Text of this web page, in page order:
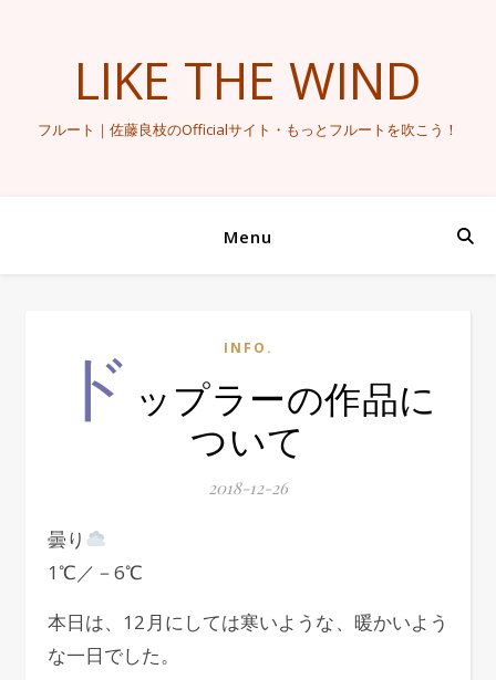
LIKE THE WIND
フルート｜佐藤良枝のOfficialサイト・もっとフルートを吹こう！
Menu
INFO.
ド ップラーの作品に
ついて
2018-12-26
曇り
1℃／－6℃
本日は、12月にしては寒いような、暖かいよう
な一日でした。